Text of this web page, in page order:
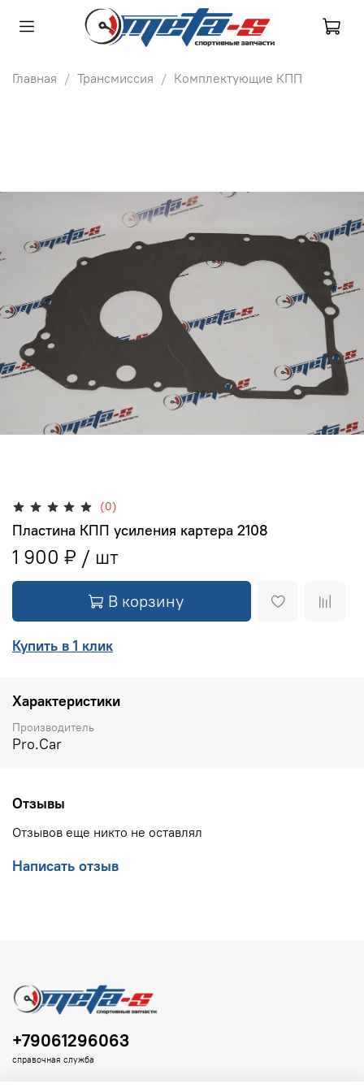
Главная Трансмиссия Комплектующие КПП
(0)
Пластина КПП усиления картера 2108
1 900 ₽
В корзину
Купить в 1 клик
Характеристики
Производитель
Pro.Car
Отзывы
Отзывов еще никто не оставлял
Написать отзыв
+79061296063
справочная служба